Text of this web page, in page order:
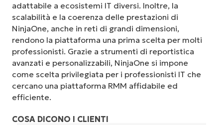
adattabile a ecosistemi IT diversi. Inoltre, la
scalabilità e la coerenza delle prestazioni di
NinjaOne, anche in reti di grandi dimensioni,
rendono la piattaforma una prima scelta per molti
professionisti. Grazie a strumenti di reportistica
avanzati e personalizzabili, NinjaOne si impone
come scelta privilegiata per i professionisti IT che
cercano una piattaforma RMM affidabile ed
efficiente.
COSA DICONO I CLIENTI